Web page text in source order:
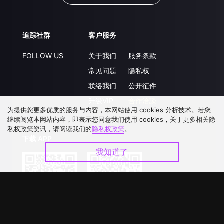
追踪社群
FOLLOW US
客户服务
关于我们
常见问题
联络我们
服务条款
隐私权
公开征件
为提供您更多优质的服务与内容，本网站使用 cookies 分析技术。若您
继续阅览本网站内容，即表示您同意我们使用 cookies，关于更多相关隐
私权政策资讯，请阅读我们的隐私权政策。
我知道了